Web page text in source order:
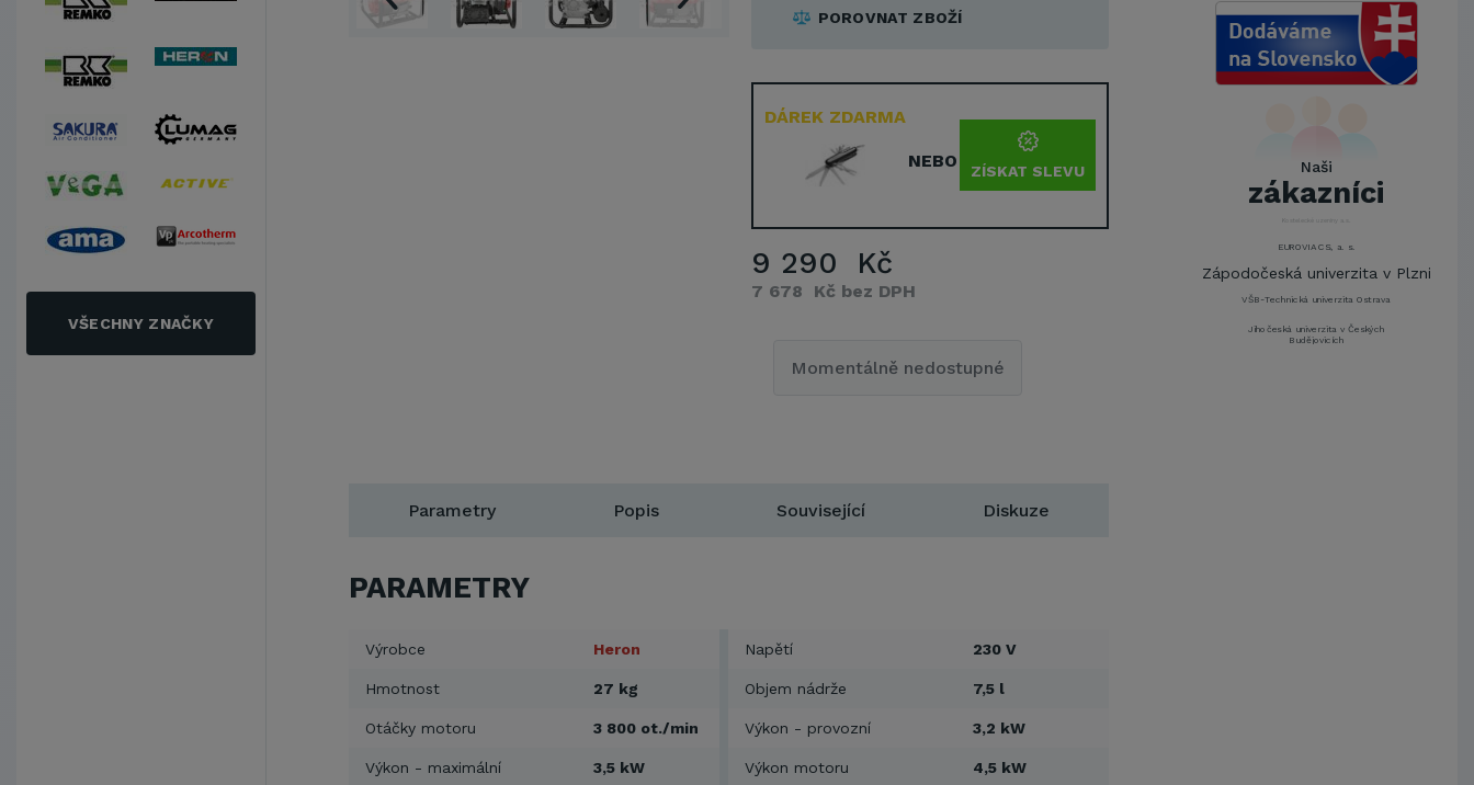
VŠECHNY ZNAČKY
POROVNAT ZBOŽÍ
DÁREK ZDARMA
NEBO ZÍSKAT SLEVU
9 290 Kč
7 678 Kč bez DPH
Momentálně nedostupné
Parametry Popis Související Diskuze
PARAMETRY
Výrobce Heron Napětí 230 V
Hmotnost 27 kg Objem nádrže 7,5 l
Otáčky motoru 3 800 ot./min Výkon - provozní 3,2 kW
Výkon - maximální 3,5 kW Výkon motoru 4,5 kW
Naši
zákazníci
Metrostav a.s.
Kostelecké uzeniny a.s.
VŠB-Technická univerzita Ostrava
Budějovicích